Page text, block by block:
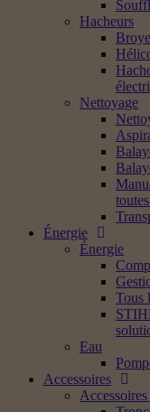
Hacheurs
Nettoyage
Énergie
Énergie
Tous
Eau
Accessoires